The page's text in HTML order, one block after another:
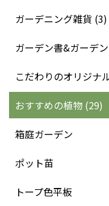
ガーデニング雑貨 (3)
ガーデン書&ガーデ
こだわりのオリジナ
おすすめの植物 (29)
箱庭ガーデン
ポット苗
トープ色平板